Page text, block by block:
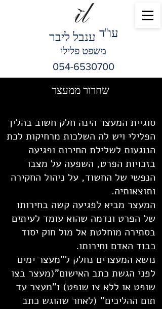
ענבל ליבר
משפט פלילי
"עו ד
054-6530700
שחרור ממעצר
סוגיית המעצר הינה חלק חשוב בהליך
הפלילי ויש לה השלכות מרחיקות לכת
הנוגעות לשלילת החירות ופגיעה
בזכויות הפרט, השפעה על מצבו
הנפשי של החשוד, על ניהול החקירה
ותוצאותיה.
המעצר מביא לפגיעה קשה בחירותו
של הפרט ונדמה שהוא עומד לעיתים
בסתירה מוחלטת אל מול חוק יסוד
כבוד האדם וחירותו.
נושא המעצרים נחלק ל"מעצר ימים
לפני הגשת כתב האישום"(מעצר בצו
שופט או ללא צו שופט) ו"מעצר עד
תום ההליכים" (לאחר שהוגש כתב